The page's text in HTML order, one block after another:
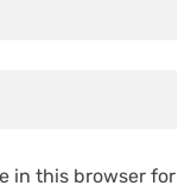
in this browser for